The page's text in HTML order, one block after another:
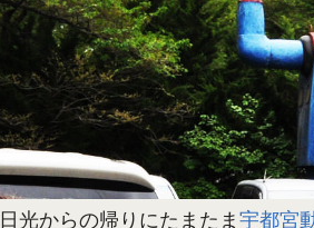
日光からの帰りにたまたま宇都宮